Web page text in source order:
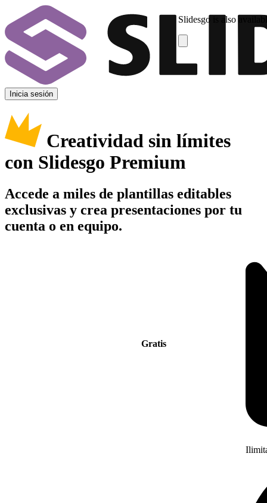
Slidesgo is also
Inicia sesión
Creatividad sin límites
con Slidesgo Premium
Accede a miles de plantillas editables
exclusivas y crea presentaciones por tu
cuenta o en equipo.
Gratis